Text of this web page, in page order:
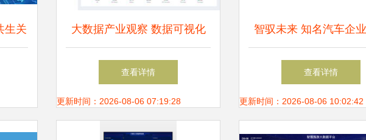
生关 大数据产业观察 数据可视化
在大数据产品分析中的赋能路
径
查看详情
更新时间：2026-08-06 07:19:28
智驭未来 知名汽车企
能工厂与大数据变
查看详情
更新时间：2026-08-06 10:02:42